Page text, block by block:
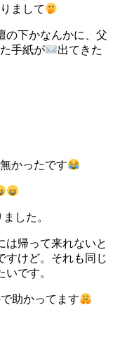
まして
の下かなんかに、父
手紙が
出てきた
かったです
した。
は帰って来れないと
すけど。それも同じ
です。
助かってます